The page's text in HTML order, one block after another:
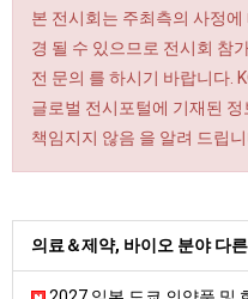
본 전시회는 주최측의 사정
경 될 수 있으므로 전시회 참
전 문의 를 하시기 바랍니다.
글로벌 전시포털에 기재된
책임지지 않음 을 알려 드립니
의료＆제약, 바이오 분야 다